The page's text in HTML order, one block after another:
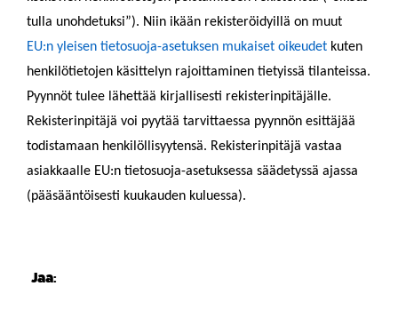
tulla unohdetuksi”). Niin ikään rekisteröidyillä on muut
EU:n yleisen tietosuoja-asetuksen mukaiset oikeudet kuten
henkilötietojen käsittelyn rajoittaminen tietyissä tilanteissa.
Pyynnöt tulee lähettää kirjallisesti rekisterinpitäjälle.
Rekisterinpitäjä voi pyytää tarvittaessa pyynnön esittäjää
todistamaan henkilöllisyytensä. Rekisterinpitäjä vastaa
asiakkaalle EU:n tietosuoja-asetuksessa säädetyssä ajassa
(pääsääntöisesti kuukauden kuluessa).
Jaa: